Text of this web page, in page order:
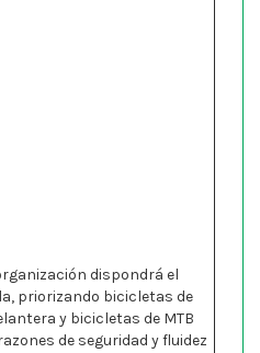
dispondrá el
priorizando bicicletas de
y bicicletas de MTB
de seguridad y fluidez